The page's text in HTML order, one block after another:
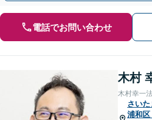
電話でお問い合わせ
木村
木村幸一
さい
浦和区